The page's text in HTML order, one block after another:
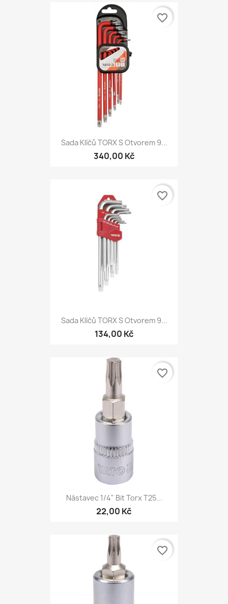
Sada Klíčů TORX S Otvorem 9...
340,00 Kč
favorite_border
Sada Klíčů TORX S Otvorem 9...
134,00 Kč
favorite_border
Nástavec 1/4" Bit Torx T25...
22,00 Kč
favorite_border
favorite_border